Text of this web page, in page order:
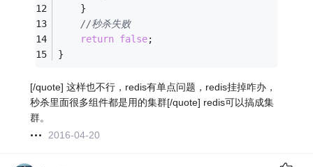
	}
//秒杀失败
return false;
}
[/quote] 这样也不行，redis有单点问题，redis挂掉咋办，
秒杀里面很多组件都是用的集群[/quote] redis可以搞成集
群。
2016-04-20